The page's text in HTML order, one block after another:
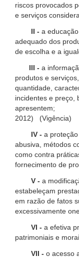
riscos provocados
e serviços
II - a
adequado dos
de escolha e a
III - a
produtos e
quantidade,
incidentes e preço,
apresentem;
2012) (Vigência)
IV - a
abusiva, métodos
como contra
fornecimento de
V - a
estabeleçam
em razão de fatos
excessivamente
VI - a efetiva
patrimoniais e
VII - o acesso